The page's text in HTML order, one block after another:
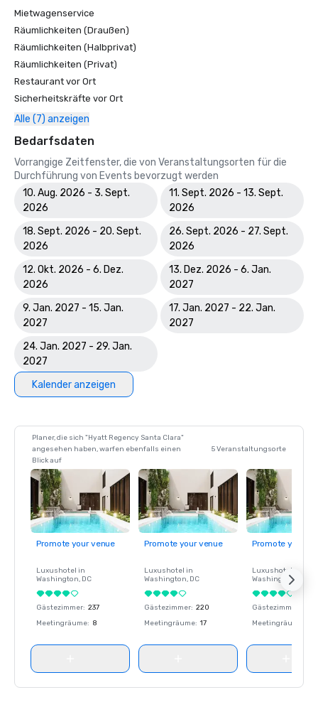
Mietwagenservice
Räumlichkeiten (Draußen)
Räumlichkeiten (Halbprivat)
Räumlichkeiten (Privat)
Restaurant vor Ort
Sicherheitskräfte vor Ort
Alle (7) anzeigen
Bedarfsdaten
Vorrangige Zeitfenster, die von Veranstaltungsorten für die
Durchführung von Events bevorzugt werden
10. Aug. 2026 - 3. Sept.
2026
11. Sept. 2026 - 13. Sept.
2026
18. Sept. 2026 - 20. Sept.
2026
26. Sept. 2026 - 27. Sept.
2026
12. Okt. 2026 - 6. Dez.
2026
13. Dez. 2026 - 6. Jan.
2027
9. Jan. 2027 - 15. Jan.
2027
17. Jan. 2027 - 22. Jan.
2027
24. Jan. 2027 - 29. Jan.
2027
Kalender anzeigen
Planer, die sich "Hyatt Regency Santa Clara"
angesehen haben, warfen ebenfalls einen
Blick auf
5 Veranstaltungsorte
Promote your venue
Luxushotel in
Washington, DC
Gästezimmer: 237
Meetingräume: 8
Promote your venue
Luxushotel in
Washington, DC
Gästezimmer: 220
Meetingräume: 17
Promote your
Luxushotel in
Washington
Gästezimmer
Meetingräume